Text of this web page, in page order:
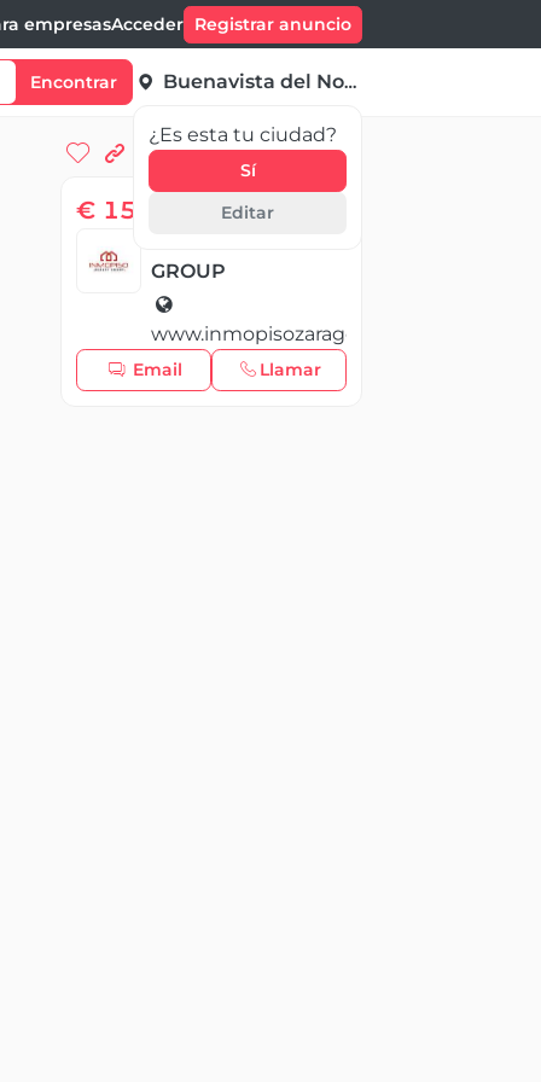
empresasAcceder Registrar anuncio
Encontrar Buenavista del Norte
¿Es esta tu ciudad?
Sí
Editar
€ 159 999,00
GROUP
www.inmopisozaragoza.com
Email Llamar